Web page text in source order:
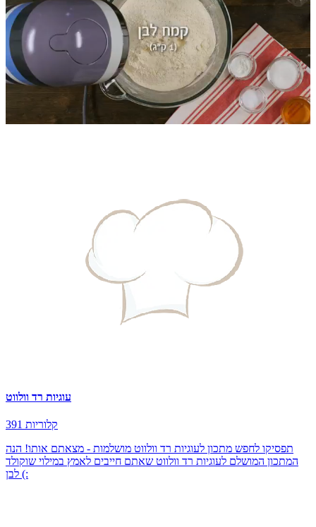
עוגיות רד וולווט
391 קלוריות
תפסיקו לחפש מתכון לעוגיות רד וולווט מושלמות - מצאתם אותו! הנה
המתכון המושלם לעוגיות רד וולווט שאתם חייבים לאמץ במילוי שוקולד
לבן (: